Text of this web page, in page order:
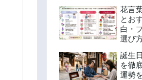
花言
とお
白・
選び
誕生
を徹
運勢